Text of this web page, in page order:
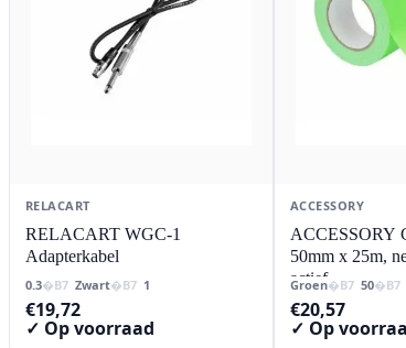
RELACART
RELACART WGC-1
Adapterkabel
0.3 Zwart 1
€19,72
✓ Op voorraad
ACCESSORY
ACCESSORY
50mm x 25m,
actief
Groen 50
€20,57
✓ Op